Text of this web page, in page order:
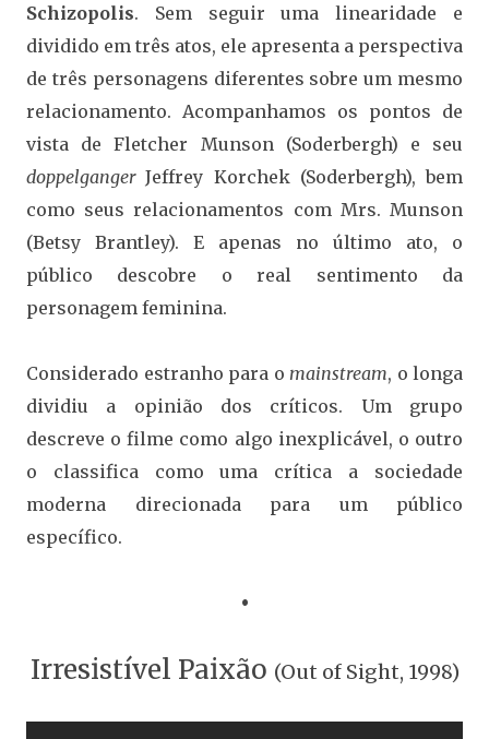
Schizopolis. Sem seguir uma linearidade e
dividido em três atos, ele apresenta a perspectiva
de três personagens diferentes sobre um mesmo
relacionamento. Acompanhamos os pontos de
vista de Fletcher Munson (Soderbergh) e seu
doppelgangerJeffrey Korchek (Soderbergh), bem
como seus relacionamentos com Mrs. Munson
(Betsy Brantley). E apenas no último ato, o
público descobre o real sentimento da
personagem feminina.
Considerado estranho para o mainstream, o longa
dividiu a opinião dos críticos. Um grupo
descreve o filme como algo inexplicável, o outro
o classifica como uma crítica a sociedade
moderna direcionada para um público
específico.
•
Irresistível Paixão (Out of Sight, 1998)